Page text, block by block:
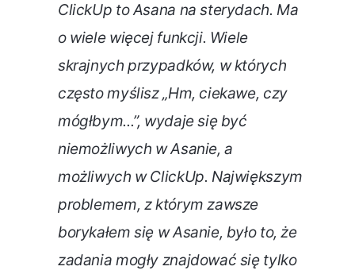
ClickUp to Asana na sterydach. Ma
o wiele więcej funkcji. Wiele
skrajnych przypadków, w których
często myślisz „Hm, ciekawe, czy
mógłbym...”, wydaje się być
niemożliwych w Asanie, a
możliwych w ClickUp. Największym
problemem, z którym zawsze
borykałem się w Asanie, było to, że
zadania mogły znajdować się tylko